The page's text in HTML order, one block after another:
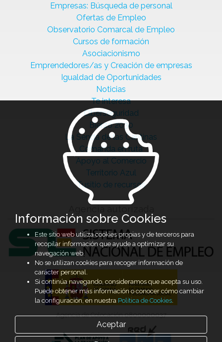
Empresas: Búsqueda de personal
Ofertas de Empleo
Observatorio Comarcal de Empleo
Cursos de formación
Asociacionismo
Emprendedores/as y Creación de empresas
Igualdad de Oportunidades
Noticias
Te interesa
Ciberseguridad
Bierzo 2030
La Senda de las Cantinas
Comanda en ruta
Apoyo al Comercio
Territorio Azul
Tusitio de recursos
Agencia de Colocación 0800000037
Información sobre Cookies
Este sitio web utiliza cookies propias y de terceros para
recopilar información que ayude a optimizar su
navegación web.
No se utilizan cookies para recoger información de
carácter personal.
Si continúa navegando, consideramos que acepta su uso.
Puede obtener más información o conocer cómo cambiar
la configuración, en nuestra Política de Cookies.
Aceptar